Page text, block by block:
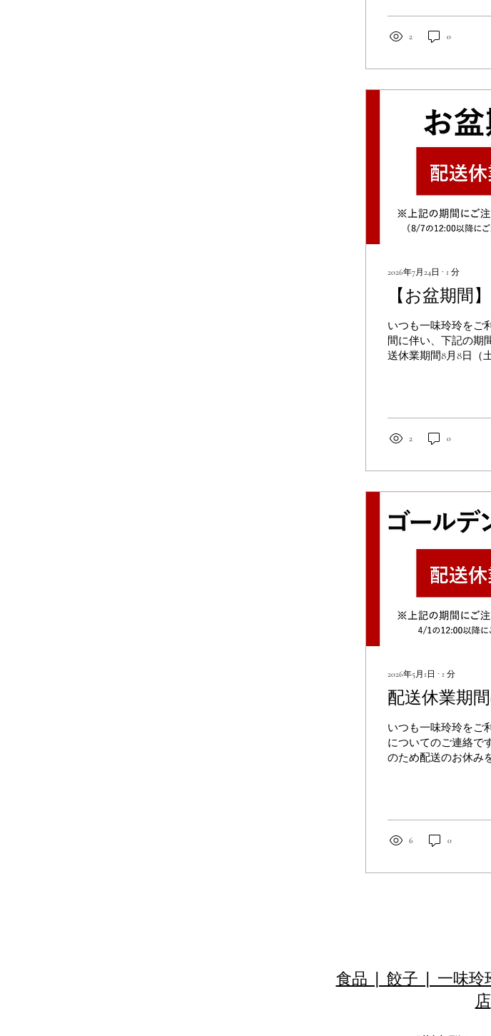
の機会にお試しくだ
2 0
2026年7月24日 ∙ 1 分
【お盆期間
いつも一味玲玲をご
間に伴い、下記の
送休業期間8月8日（
いたしますが、ご理
ておりますので、ど
盆明けも、一味玲玲
2 0
2026年5月1日 ∙ 1 分
配送休業期
いつも一味玲玲をご
についてのご連絡で
のため配送のお休み
6 0
食品 | 餃子 | 一味玲
店